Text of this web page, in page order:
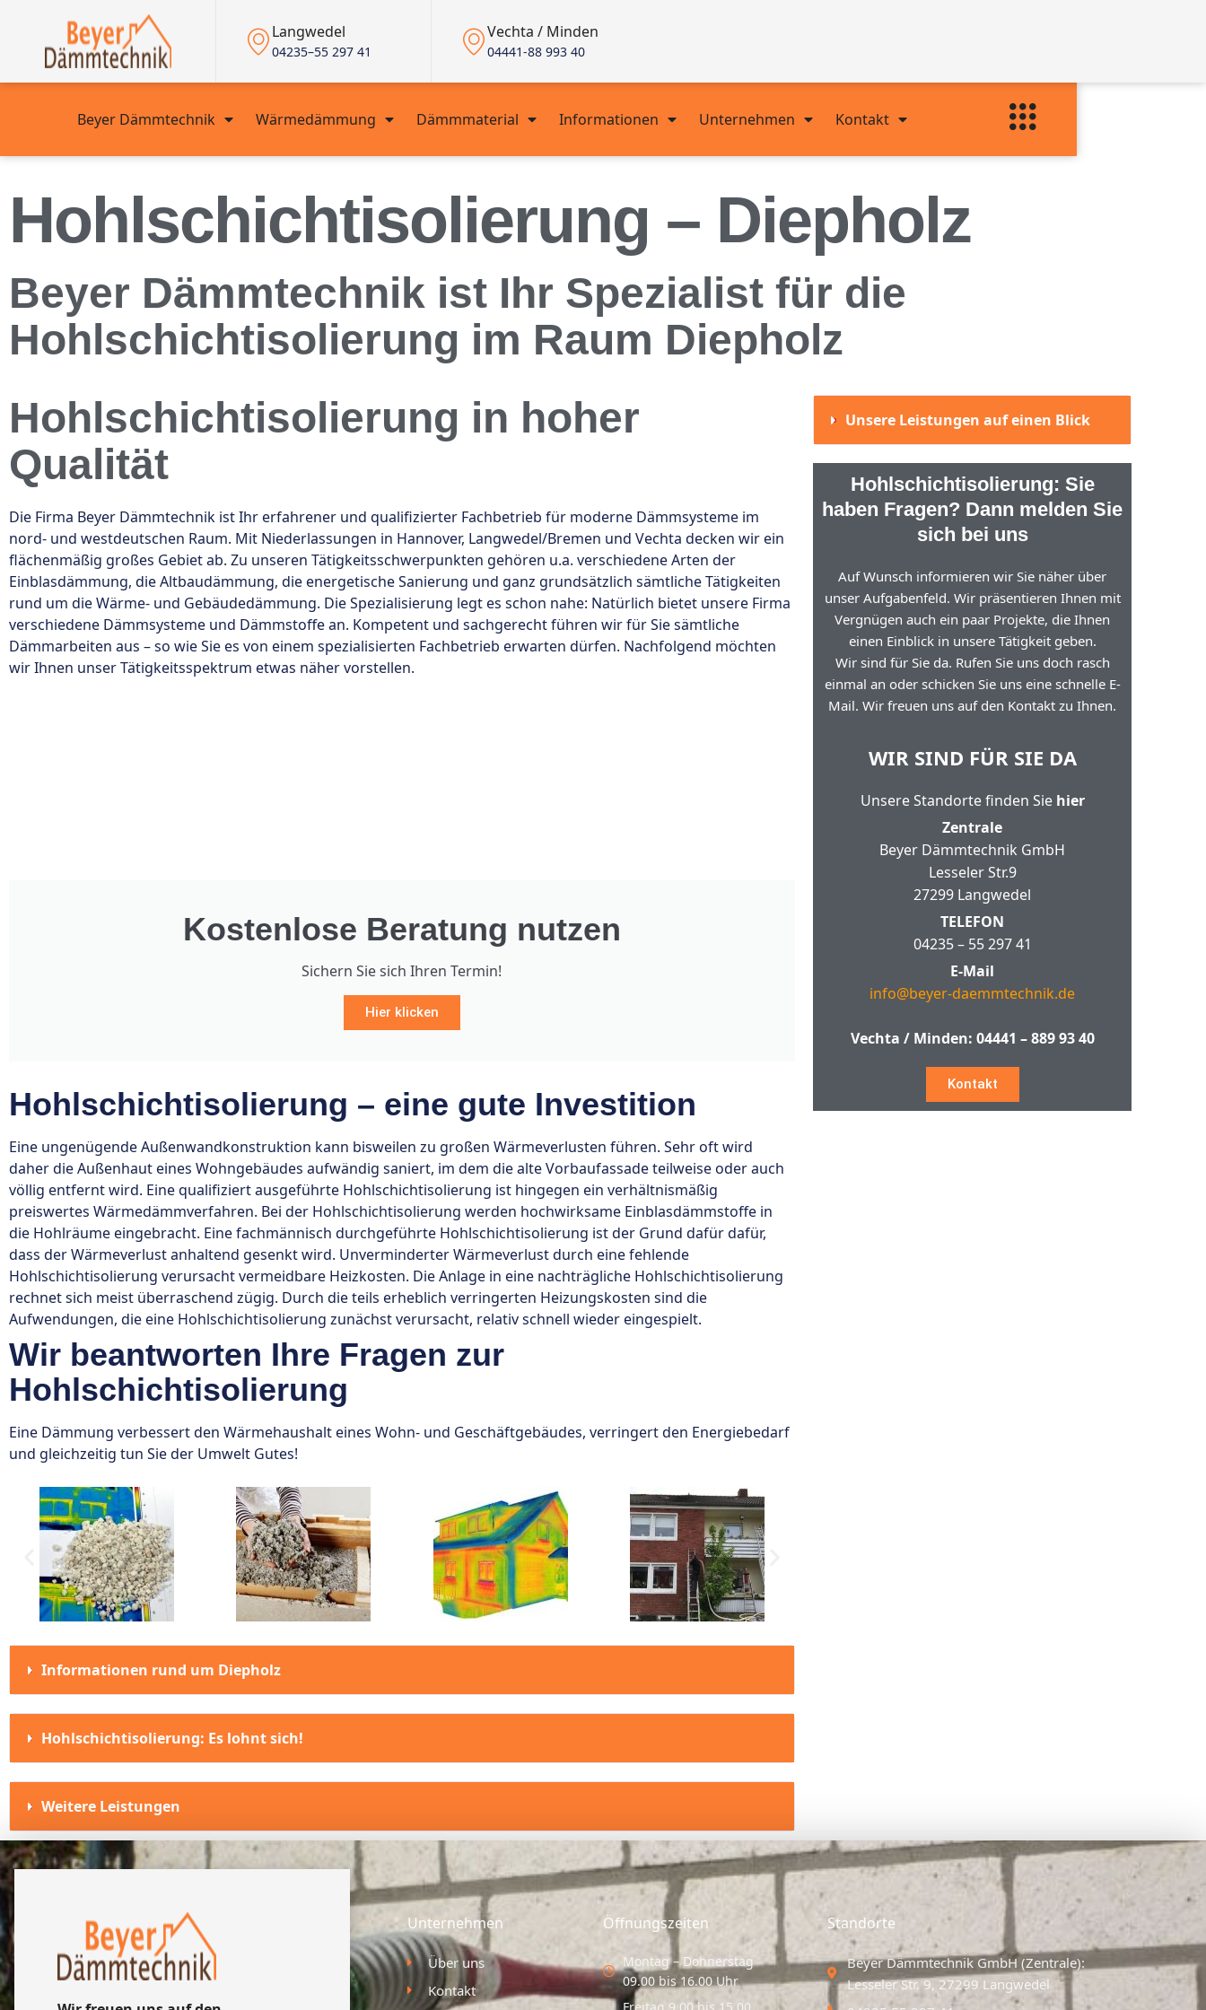
Langwedel
04235–55 297 41
Vechta / Minden
04441-88 993 40
Beyer Dämmtechnik Wärmedämmung Dämmmaterial Informationen Unternehmen Kontakt
Hohlschichtisolierung – Diepholz
Beyer Dämmtechnik ist Ihr Spezialist für die
Hohlschichtisolierung im Raum Diepholz
Hohlschichtisolierung in hoher
Qualität
Die Firma Beyer Dämmtechnik ist Ihr erfahrener und qualifizierter Fachbetrieb für moderne Dämmsysteme im
nord- und westdeutschen Raum. Mit Niederlassungen in Hannover, Langwedel/Bremen und Vechta decken wir ein
flächenmäßig großes Gebiet ab. Zu unseren Tätigkeitsschwerpunkten gehören u.a. verschiedene Arten der
Einblasdämmung, die Altbaudämmung, die energetische Sanierung und ganz grundsätzlich sämtliche Tätigkeiten
rund um die Wärme- und Gebäudedämmung. Die Spezialisierung legt es schon nahe: Natürlich bietet unsere Firma
verschiedene Dämmsysteme und Dämmstoffe an. Kompetent und sachgerecht führen wir für Sie sämtliche
Dämmarbeiten aus – so wie Sie es von einem spezialisierten Fachbetrieb erwarten dürfen. Nachfolgend möchten
wir Ihnen unser Tätigkeitsspektrum etwas näher vorstellen.
Kostenlose Beratung nutzen
Sichern Sie sich Ihren Termin!
Hier klicken
Hohlschichtisolierung – eine gute Investition
Eine ungenügende Außenwandkonstruktion kann bisweilen zu großen Wärmeverlusten führen. Sehr oft wird
daher die Außenhaut eines Wohngebäudes aufwändig saniert, im dem die alte Vorbaufassade teilweise oder auch
völlig entfernt wird. Eine qualifiziert ausgeführte Hohlschichtisolierung ist hingegen ein verhältnismäßig
preiswertes Wärmedämmverfahren. Bei der Hohlschichtisolierung werden hochwirksame Einblasdämmstoffe in
die Hohlräume eingebracht. Eine fachmännisch durchgeführte Hohlschichtisolierung ist der Grund dafür dafür,
dass der Wärmeverlust anhaltend gesenkt wird. Unverminderter Wärmeverlust durch eine fehlende
Hohlschichtisolierung verursacht vermeidbare Heizkosten. Die Anlage in eine nachträgliche Hohlschichtisolierung
rechnet sich meist überraschend zügig. Durch die teils erheblich verringerten Heizungskosten sind die
Aufwendungen, die eine Hohlschichtisolierung zunächst verursacht, relativ schnell wieder eingespielt.
Wir beantworten Ihre Fragen zur
Hohlschichtisolierung
Eine Dämmung verbessert den Wärmehaushalt eines Wohn- und Geschäftgebäudes, verringert den Energiebedarf
und gleichzeitig tun Sie der Umwelt Gutes!
Informationen rund um Diepholz
Hohlschichtisolierung: Es lohnt sich!
Weitere Leistungen
Unsere Leistungen auf einen Blick
Hohlschichtisolierung: Sie
haben Fragen? Dann melden Sie
sich bei uns
Auf Wunsch informieren wir Sie näher über
unser Aufgabenfeld. Wir präsentieren Ihnen mit
Vergnügen auch ein paar Projekte, die Ihnen
einen Einblick in unsere Tätigkeit geben.
Wir sind für Sie da. Rufen Sie uns doch rasch
einmal an oder schicken Sie uns eine schnelle E-
Mail. Wir freuen uns auf den Kontakt zu Ihnen.
WIR SIND FÜR SIE DA
Unsere Standorte finden Sie hier
Zentrale
Beyer Dämmtechnik GmbH
Lesseler Str.9
27299 Langwedel
TELEFON
04235 – 55 297 41
E-Mail
info@beyer-daemmtechnik.de
Vechta / Minden: 04441 – 889 93 40
Kontakt
Unternehmen
Über uns
Kontakt
Öffnungszeiten
Montag – Donnerstag
09.00 bis 16.00 Uhr
Standorte
Beyer Dämmtechnik GmbH (Zentrale):
Lesseler Str. 9, 27299 Langwedel